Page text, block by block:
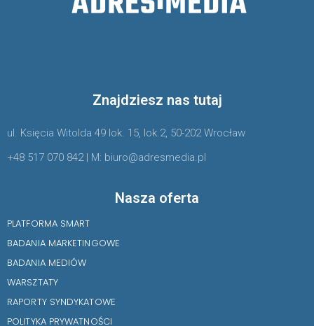
Znajdziesz nas tutaj
ul. Księcia Witolda 49 lok. 15, lok.2, 50-202 Wrocław
+48 517 070 842 | M: biuro@adresmedia.pl
Nasza oferta
PLATFORMA SMART
BADANIA MARKETINGOWE
BADANIA MEDIÓW
WARSZTATY
RAPORTY SYNDYKATOWE
POLITYKA PRYWATNOŚCI